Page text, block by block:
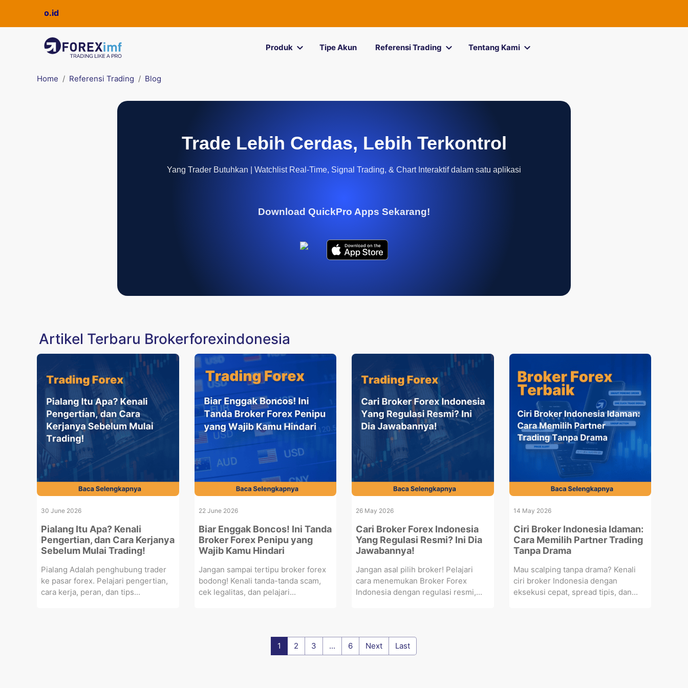
Produk Tipe Akun Referensi Trading Tentang Kami
Home Referensi Trading Blog
Trade Lebih Cerdas, Lebih Terkontrol
Yang Trader Butuhkan | Watchlist Real-Time, Signal Trading, & Chart Interaktif dalam satu aplikasi
Download QuickPro Apps Sekarang!
Artikel Terbaru Brokerforexindonesia
30 June 2026
Pialang Itu Apa? Kenali
Pengertian, dan Cara Kerjanya
Sebelum Mulai Trading!
Pialang Adalah penghubung trader
ke pasar forex. Pelajari pengertian,
cara kerja, peran, dan tips...
22 June 2026
Biar Enggak Boncos! Ini Tanda
Broker Forex Penipu yang
Wajib Kamu Hindari
Jangan sampai tertipu broker forex
bodong! Kenali tanda-tanda scam,
cek legalitas, dan pelajari...
26 May 2026
Cari Broker Forex Indonesia
Yang Regulasi Resmi? Ini Dia
Jawabannya!
Jangan asal pilih broker! Pelajari
cara menemukan Broker Forex
Indonesia dengan regulasi resmi,...
14 May 2026
Ciri Broker Indonesia Idaman:
Cara Memilih Partner Trading
Tanpa Drama
Mau scalping tanpa drama? Kenali
ciri broker Indonesia dengan
eksekusi cepat, spread tipis, dan...
1 2 3 ... 6 Next Last